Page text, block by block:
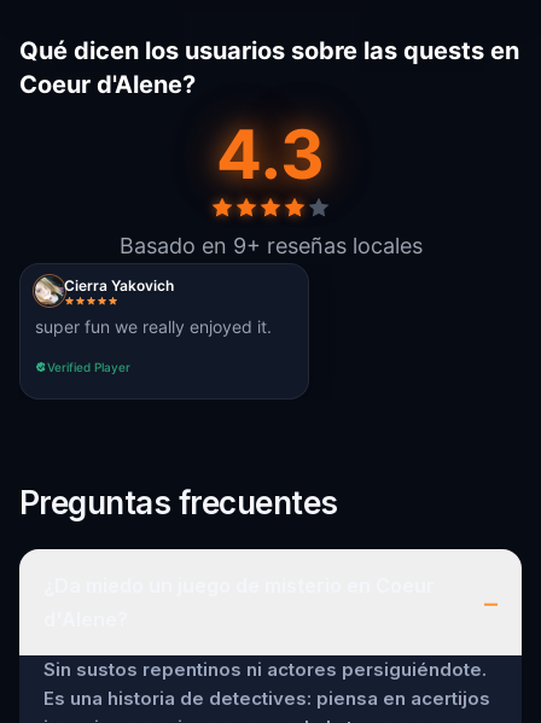
Qué dicen los usuarios sobre las quests en
Coeur d'Alene?
4.3
Basado en 9+ reseñas locales
Cierra Yakovich
super fun we really enjoyed it.
Verified Player
Preguntas frecuentes
–
Sin sustos repentinos ni actores persiguiéndote.
Es una historia de detectives: piensa en acertijos